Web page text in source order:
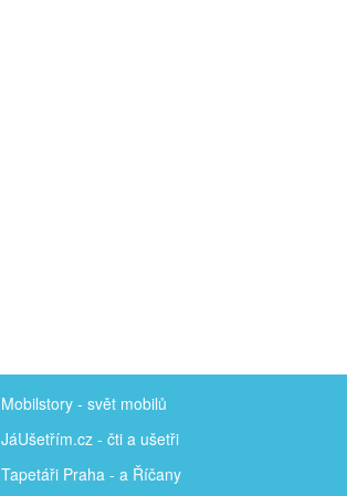
Mobilstory - svět mobilů
JáUšetřím.cz - čti a ušetři
Tapetáři Praha - a Říčany